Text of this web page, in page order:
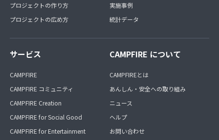
プロジェクトの作り方
プロジェクトの広め方
実施事例
統計データ
サービス
CAMPFIRE
CAMPFIRE コミュニティ
CAMPFIRE Creation
CAMPFIRE for Social Good
CAMPFIRE for Entertainment
CAMPFIRE について
CAMPFIREとは
あんしん・安全への取り組み
ニュース
ヘルプ
お問い合わせ